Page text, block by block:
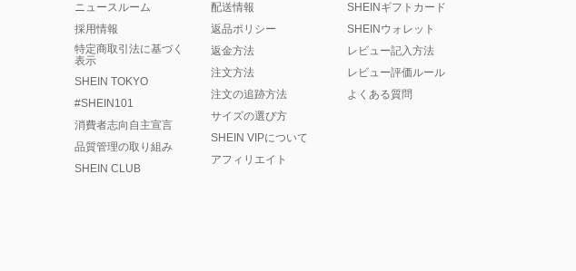
ニュースルーム
採用情報
特定商取引法に基づく
表示
SHEIN TOKYO
#SHEIN101
消費者志向自主宣言
品質管理の取り組み
SHEIN CLUB
配送情報
返品ポリシー
返金方法
注文方法
注文の追跡方法
サイズの選び方
SHEIN VIPについて
アフィリエイト
SHEINギフトカード
SHEINウォレット
レビュー記入方法
レビュー評価ルール
よくある質問